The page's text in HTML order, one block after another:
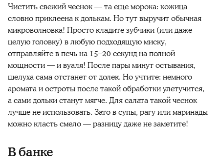
Чиститьсвежийчеснок— та еще морока: кожица
словно приклеена к долькам. Но тут выручит обычная
микроволновка! Просто кладите зубчики (или даже
целую головку) в любую подходящую миску,
отправляйте в печь на 15–20 секунд на полной
мощности — и вуаля! После пары минут остывания,
шелухасама отстанет от долек. Но учтите: немного
аромата и остроты после такой обработки улетучится,
а сами дольки станут мягче. Для салата такойчеснок
лучше не использовать. Зато в супы, рагу или маринады
можно класть смело — разницу даже не заметите!
В банке